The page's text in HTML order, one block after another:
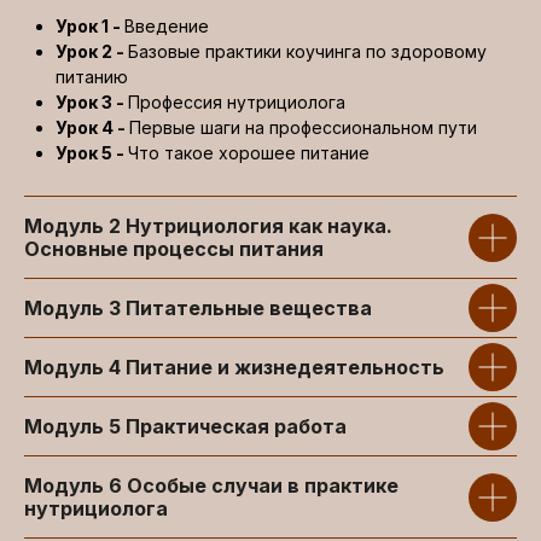
Урок 1 - Введение
Урок 2 - Базовые практики коучинга по здоровому
питанию
Урок 3 - Профессия нутрициолога
Урок 4 - Первые шаги на профессиональном пути
Урок 5 - Что такое хорошее питание
Модуль 2 Нутрициология как наука.
Основные процессы питания
Модуль 3 Питательные вещества
Модуль 4 Питание и жизнедеятельность
Модуль 5 Практическая работа
Модуль 6 Особые случаи в практике
нутрициолога
Этери Колесник
Врач кардиолог, к.м.н
Стаж работы 13 лет
Член Европейского общества
кардиологов (ESC), Европейского
общества по артериальной гипертонии
(ESH) и Российского
кардиологического общества (РКО).